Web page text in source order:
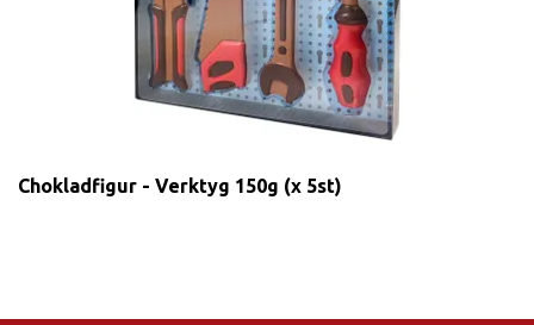
Chokladfigur - Verktyg 150g (x 5st)